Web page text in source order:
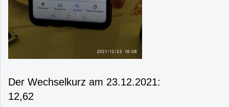
Der Wechselkurz am 23.12.2021:
12,62